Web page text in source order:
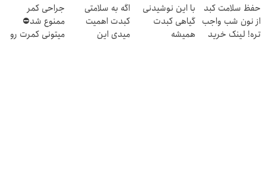
نمیکنی
تا امشب)
حفظ سلامت کبد
از نون شب واجب
تره! لینک خرید
با این نوشیدنی
گیاهی کبدت
همیشه
اگه به سلامتی
کبدت اهمیت
میدی این
جراحی کمر
ممنوع شد⛔
میتونی کمرت رو